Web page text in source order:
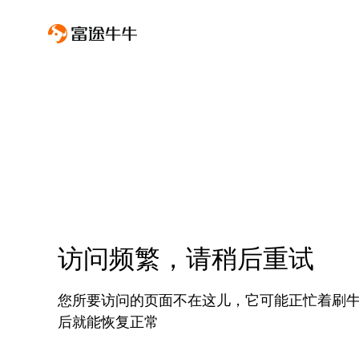
访问频繁，请稍后重试
您所要访问的页面不在这儿，它可能正忙着刷
后就能恢复正常